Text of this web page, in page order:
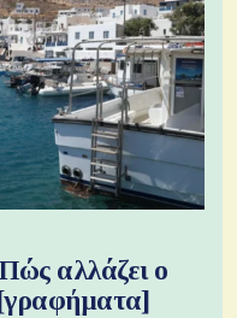
αλλάζει ο
[γραφήματα]